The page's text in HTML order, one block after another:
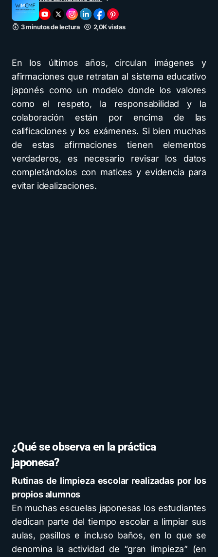
3 minutos de lectura 2,0K vistas
En los últimos años, circulan imágenes y
afirmaciones que retratan al sistema educativo
japonés como un modelo donde los valores
como el respeto, la responsabilidad y la
colaboración están por encima de las
calificaciones y los exámenes. Si bien muchas
de estas afirmaciones tienen elementos
verdaderos, es necesario revisar los datos
completándolos con matices y evidencia para
evitar idealizaciones.
¿Qué se observa en la práctica
japonesa?
Rutinas de limpieza escolar realizadas por los
propios alumnos
En muchas escuelas japonesas los estudiantes
dedican parte del tiempo escolar a limpiar sus
aulas, pasillos e incluso baños, en lo que se
denomina la actividad de “gran limpieza” (en